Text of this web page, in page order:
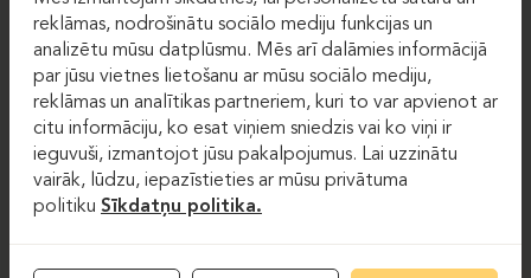
FOREST
reklāmas, nodrošinātu sociālo mediju funkcijas un
analizētu mūsu datplūsmu. Mēs arī dalāmies informācijā
par jūsu vietnes lietošanu ar mūsu sociālo mediju,
reklāmas un analītikas partneriem, kuri to var apvienot ar
citu informāciju, ko esat viņiem sniedzis vai ko viņi ir
ieguvuši, izmantojot jūsu pakalpojumus. Lai uzzinātu
vairāk, lūdzu, iepazīstieties ar mūsu privātuma
politiku Sīkdatņu politika.